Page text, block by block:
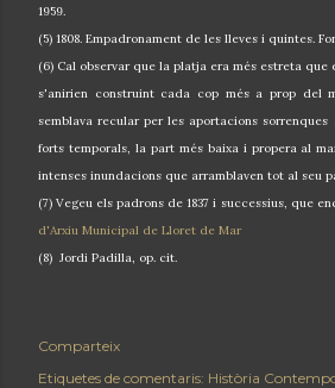
1959.
(5) 1808. Empadronament de les lleves i quintes.
(6) Cal observar que la platja era més estreta que
s'anirien construint cada cop més a prop del
semblava recular per les aportacions
forts temporals, la part més baixa i propera al
intenses inundacions que arramblaven tot al seu
(7) Vegeu els padrons de 1837 i successius, que
d'Arxiu Municipal de Lloret de Mar
(8) Jordi Padilla, op. cit.
Comparteix
Etiquetes de comentaris: Història